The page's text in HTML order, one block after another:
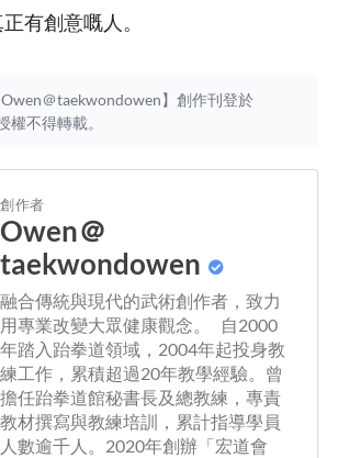
有創意嘅人。
＠taekwondowen】創作刊登於
權不得轉載。
創作者
Owen＠
taekwondowen
融合傳統與現代的武術創作者，致力
用專業改變大眾健康觀念。 自2000
年踏入跆拳道領域，2004年起投身教
練工作，累積超過20年教學經驗。曾
擔任跆拳道館秘書長及總教練，專責
教材撰寫與教練培訓，累計指導學員
人數逾千人。2020年創辦「宏道會